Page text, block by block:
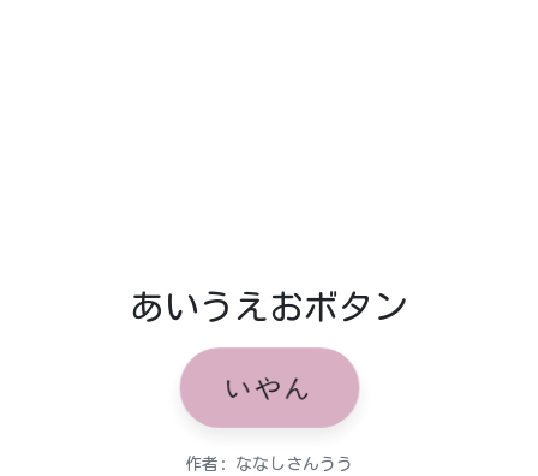
あいうえおボタン
いやん
作者: ななしさんうう